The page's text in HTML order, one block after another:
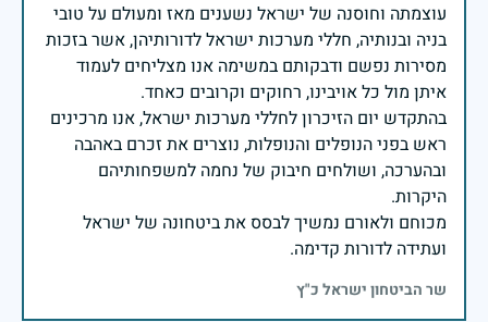
עוצמתה וחוסנה של ישראל נשענים מאז ומעולם על טובי
בניה ובנותיה, חללי מערכות ישראל לדורותיהן, אשר בזכות
מסירות נפשם ודבקותם במשימה אנו מצליחים לעמוד
בהתקדש יום הזיכרון לחללי מערכות ישראל, אנו מרכינים
ראש בפני הנופלים והנופלות, נוצרים את זכרם באהבה
ובהערכה, ושולחים חיבוק של נחמה למשפחותיהם
מכוחם ולאורם נמשיך לבסס את ביטחונה של ישראל
ועתידה לדורות קדימה.
שר הביטחון ישראל כ"ץ